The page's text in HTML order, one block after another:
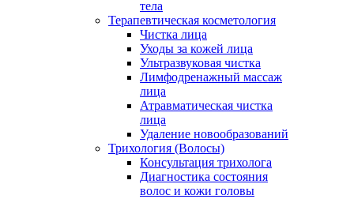
тела
Терапевтическая косметология
Чистка лица
Уходы за кожей лица
Ультразвуковая чистка
Лимфодренажный массаж
лица
Атравматическая чистка
лица
Удаление новообразований
Трихология (Волосы)
Консультация трихолога
Диагностика состояния
волос и кожи головы